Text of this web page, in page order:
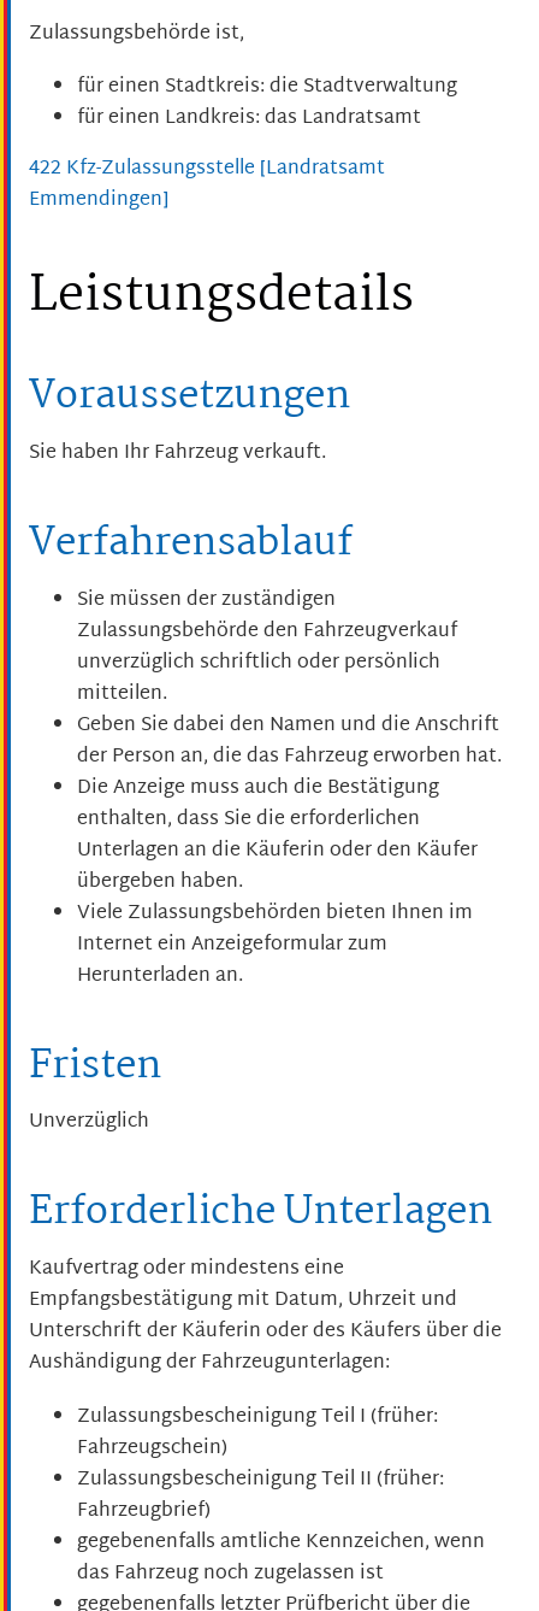
Zulassungsbehörde ist,
für einen Stadtkreis: die Stadtverwaltung
für einen Landkreis: das Landratsamt
422 Kfz-Zulassungsstelle [Landratsamt
Emmendingen]
Leistungsdetails
Voraussetzungen
Sie haben Ihr Fahrzeug verkauft.
Verfahrensablauf
Sie müssen der zuständigen
Zulassungsbehörde den Fahrzeugverkauf
unverzüglich schriftlich oder persönlich
mitteilen.
Geben Sie dabei den Namen und die Anschrift
der Person an, die das Fahrzeug erworben hat.
Die Anzeige muss auch die Bestätigung
enthalten, dass Sie die erforderlichen
Unterlagen an die Käuferin oder den Käufer
übergeben haben.
Viele Zulassungsbehörden bieten Ihnen im
Internet ein Anzeigeformular zum
Herunterladen an.
Fristen
Unverzüglich
Erforderliche Unterlagen
Kaufvertrag oder mindestens eine
Empfangsbestätigung mit Datum, Uhrzeit und
Unterschrift der Käuferin oder des Käufers über die
Aushändigung der Fahrzeugunterlagen:
Zulassungsbescheinigung Teil I (früher:
Fahrzeugschein)
Zulassungsbescheinigung Teil II (früher:
Fahrzeugbrief)
gegebenenfalls amtliche Kennzeichen, wenn
das Fahrzeug noch zugelassen ist